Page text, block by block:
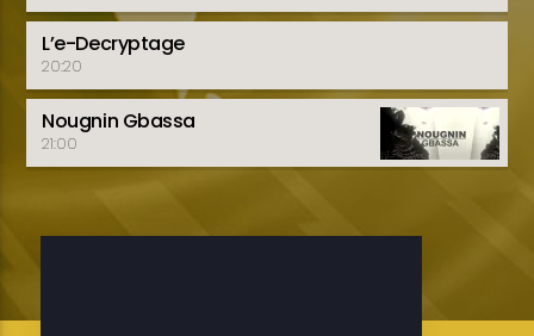
L’e-Decryptage
20:20
Nougnin Gbassa
21:00